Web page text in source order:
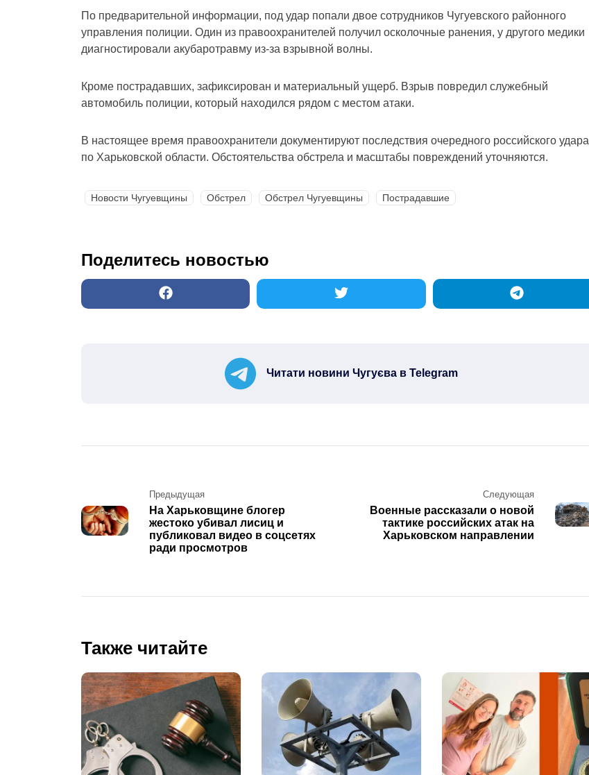
По предварительной информации, под удар попали двое сотрудников Чугуевского районного
управления полиции. Один из правоохранителей получил осколочные ранения, у другого медики
диагностировали акубаротравму из-за взрывной волны.
Кроме пострадавших, зафиксирован и материальный ущерб. Взрыв повредил служебный
автомобиль полиции, который находился рядом с местом атаки.
В настоящее время правоохранители документируют последствия очередного российского удара
по Харьковской области. Обстоятельства обстрела и масштабы повреждений уточняются.
Новости Чугуевщины Обстрел Обстрел Чугуевщины Пострадавшие
Поделитесь новостью
Читати новини Чугуєва в Telegram
navigation
Предыдущая
На Харьковщине блогер
жестоко убивал лисиц и
публиковал видео в соцсетях
ради просмотров
Следующая
Военные рассказали о новой
тактике российских атак на
Харьковском направлении
Также читайте